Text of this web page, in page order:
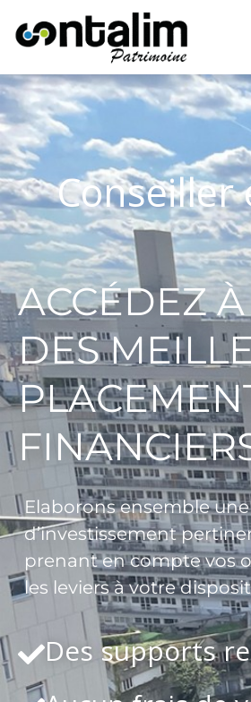
Conseiller
ACCÉDEZ
DES
Elaborons ensemble
d’investissement
prenant en compte vos
les leviers à votre
Des supports